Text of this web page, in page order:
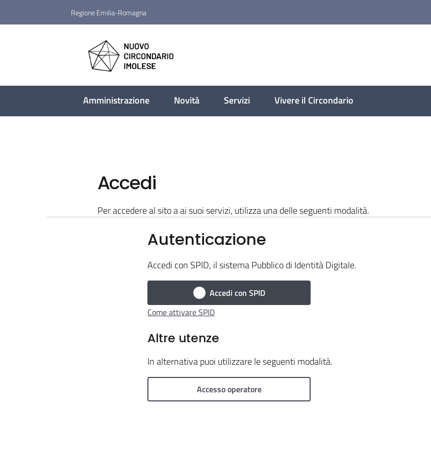
Regione Emilia-Romagna
Nuovo Circondario Imolese
Amministrazione Novità Servizi Vivere il Circondario
Accedi
Per accedere al sito a ai suoi servizi, utilizza una delle seguenti modalità.
Autenticazione
Accedi con SPID, il sistema Pubblico di Identità Digitale.
Accedi con SPID
Come attivare SPID
Altre utenze
In alternativa puoi utilizzare le seguenti modalità.
Accesso operatore